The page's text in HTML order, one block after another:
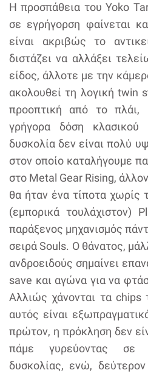
Η προσπάθεια του Yoko
σε εγρήγορση φαίνεται
είναι ακριβώς το
διστάζει να αλλάξει
είδος, άλλοτε με την
ακολουθεί τη λογική twin
προοπτική από το πλάι,
γρήγορα δόση κλασικού
δυσκολία δεν είναι πολύ
στον οποίο καταλήγουμε
στο Metal Gear Rising,
θα ήταν ένα τίποτα χωρίς
(εμπορικά τουλάχιστον)
παράξενος μηχανισμός
σειρά Souls. Ο θάνατος,
ανδροειδούς σημαίνει
save και αγώνα για να
Αλλιώς χάνονται τα chips
αυτός είναι
πρώτον, η πρόκληση δεν
πάμε γυρεύοντας σε
δυσκολίας, ενώ,